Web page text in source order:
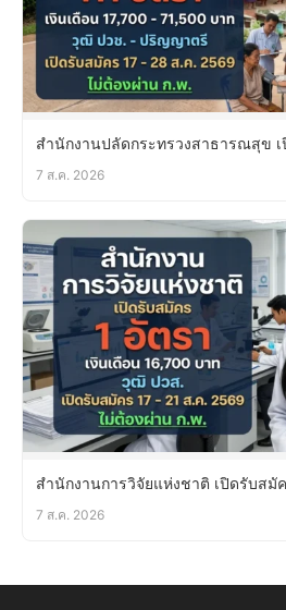
สำนักงานปลัดกระทรวงสาธารณสุข เ
7 ส.ค. 2026
สำนักงานการวิจัยแห่งชาติ เปิดรับสมั
7 ส.ค. 2026